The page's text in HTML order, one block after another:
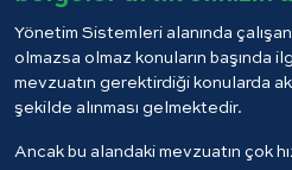
Yönetim Sistemleri alanında
olmazsa olmaz konuların başında
mevzuatın gerektirdiği konularda
şekilde alınması gelmektedir.
Ancak bu alandaki mevzuatın çok